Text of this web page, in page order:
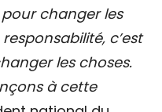
changer les
c’est
les choses.
à cette